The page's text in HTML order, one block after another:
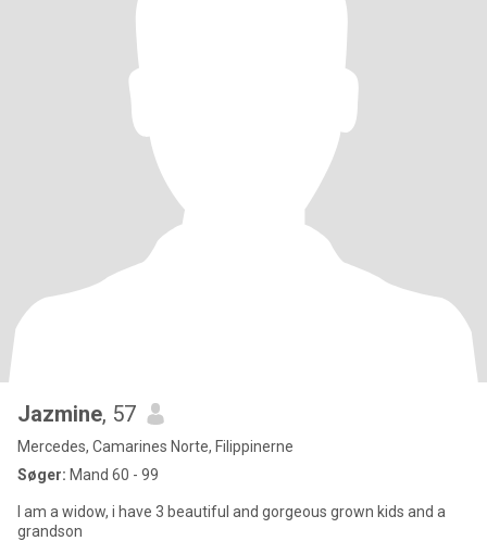
Jazmine, 57
Mercedes, Camarines Norte, Filippinerne
Søger: Mand 60 - 99
I am a widow, i have 3 beautiful and gorgeous grown kids and a
grandson